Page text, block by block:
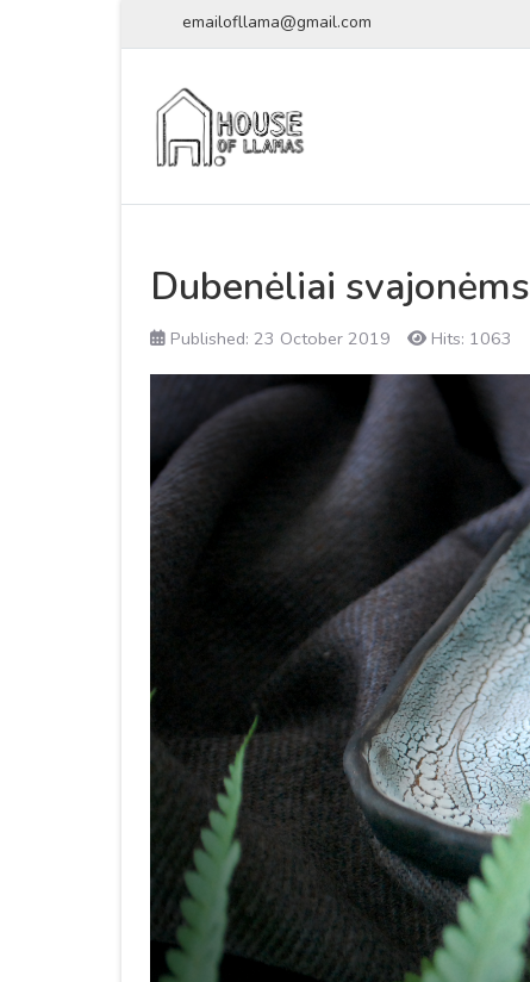
emailofllama@gmail.com
Dubenėliai svajonėms
Published: 23 October 2019 Hits: 1063